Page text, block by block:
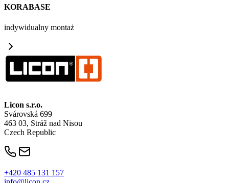
KORABASE
indywidualny montaż
Licon s.r.o.
Svárovská 699
463 03, Stráž nad Nisou
Czech Republic
+420 485 131 157